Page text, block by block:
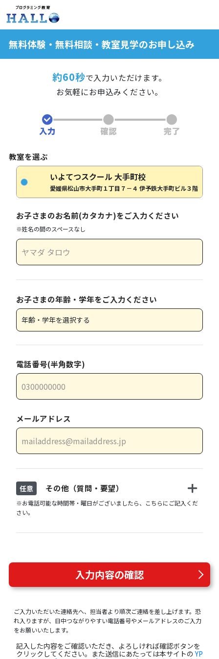
無料体験・無料相談・教室見学のお申し込み
約60秒で入力いただけます。
お気軽にお申込みください。
教室を選ぶ
いよてつスクール 大手町校
愛媛県松山市大手町１丁目７－４ 伊予鉄大手町ビル３階
お子さまのお名前(カタカナ)をご入力ください
※姓名の間のスペースなし
お子さまの年齢・学年をご入力ください
電話番号(半角数字)
メールアドレス
任意 その他（質問・要望）
※お電話可能な時間帯・曜日がございましたら、こちらにご記入くだ
さい。
入力内容の確認
ご入力いただいた連絡先へ、担当者より順次ご連絡を差し上げます。恐
れ入りますが、日中つながりやすい電話番号やメールアドレスのご入力
をお願いいたします。
記入した内容をご確認いただき、よろしければ確認ボタンを
クリックしてください。また送信にあたっては本サイトのYP